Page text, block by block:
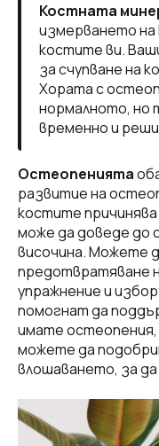
Костната
измерването на
костите ви.
за счупване на
Хората с
нормалното, но
временно и
Остеопенията
развитие на
костите
може да доведе до
височина. Можете
предотвратяване
упражнение и
помогнат да
имате
можете да
влошаването, за